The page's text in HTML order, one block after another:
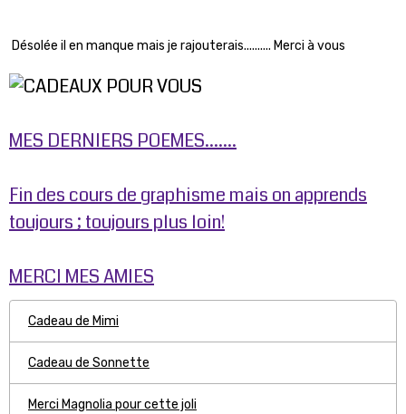
Désolée il en manque mais je rajouterais.......... Merci à vous
MES DERNIERS POEMES.......
Fin des cours de graphisme mais on apprends
toujours ; toujours plus loin!
MERCI MES AMIES
Cadeau de Mimi
Cadeau de Sonnette
Merci Magnolia pour cette joli